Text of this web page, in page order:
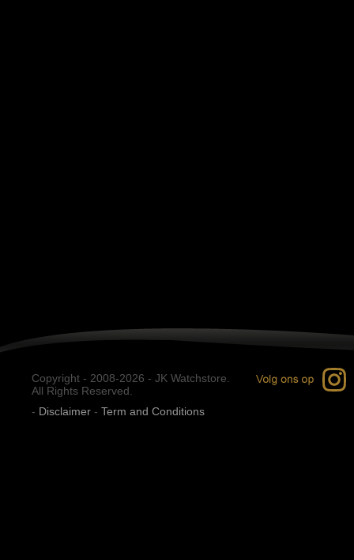
Copyright - 2008-2026 - JK Watchstore.
All Rights Reserved.
- Disclaimer - Term and Conditions